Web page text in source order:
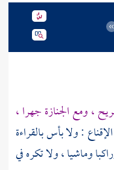
، ومع الجنازة جهرا ،
: ولا بأس بالقراءة
وماشيا ، ولا تكره في